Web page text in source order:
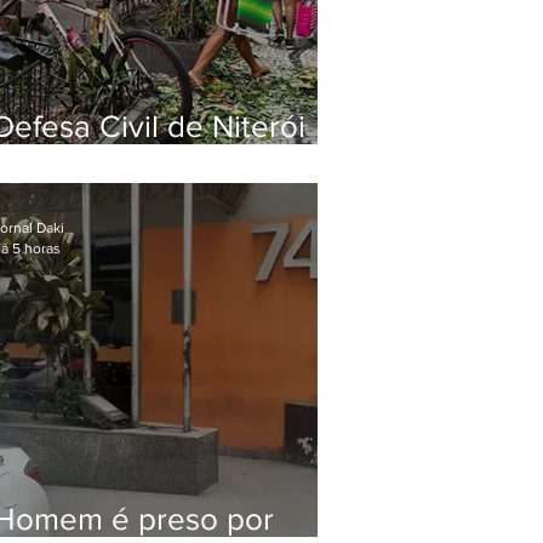
Civil de Niterói
para esta sexta-
(07)
é preso por
Daki
5 horas